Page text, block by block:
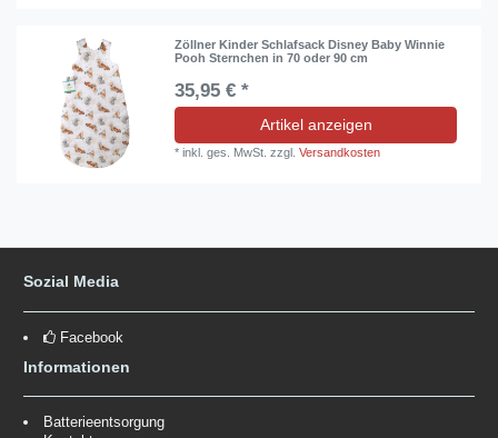
Zöllner Kinder Schlafsack Disney Baby Winnie
Pooh Sternchen in 70 oder 90 cm
35,95 € *
Artikel anzeigen
*inkl. ges. MwSt. zzgl.Versandkosten
Sozial Media
Facebook
Informationen
Batterieentsorgung